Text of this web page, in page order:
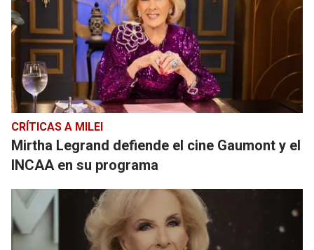
CRÍTICAS A MILEI
Mirtha Legrand defiende el cine Gaumont y el
INCAA en su programa